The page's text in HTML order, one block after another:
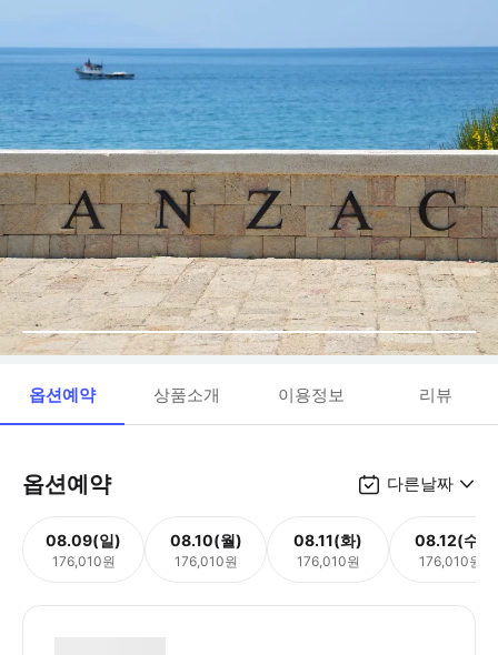
옵션예약 상품소개 이용정보 리뷰
옵션예약 다른날짜
08.09(일)
176,010원
08.10(월)
176,010원
08.11(화)
176,010원
08.12(수)
176,010원